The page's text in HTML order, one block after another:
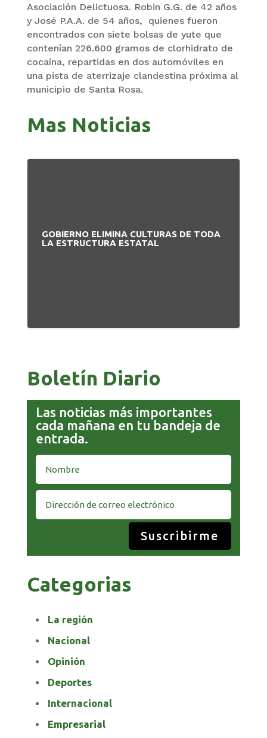
Asociación Delictuosa. Robin G.G. de 42 años
y José P.A.A. de 54 años, quienes fueron
encontrados con siete bolsas de yute que
contenían 226.600 gramos de clorhidrato de
cocaína, repartidas en dos automóviles en
una pista de aterrizaje clandestina próxima al
municipio de Santa Rosa.
Mas Noticias
GOBIERNO ELIMINA CULTURAS DE TODA
LA ESTRUCTURA ESTATAL
Boletín Diario
Las noticias más importantes
cada mañana en tu bandeja de
entrada.
Suscribirme
Categorias
La región
Nacional
Opinión
Deportes
Internacional
Empresarial